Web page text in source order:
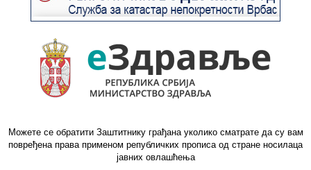
Можете се обратити Заштитнику грађана уколико сматрате да су вам
повређена права применом републичких прописа од стране носилаца
јавних овлашћења